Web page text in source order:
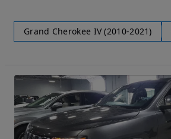
Grand Cherokee IV (2010-2021)